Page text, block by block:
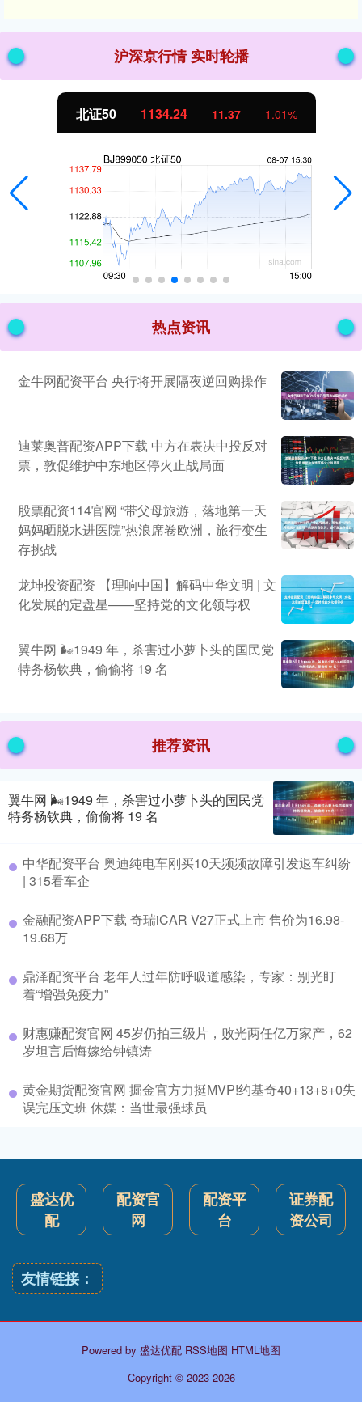
沪深京行情 实时轮播
北证50 1134.24 11.37 1.01%
热点资讯
金牛网配资平台 央行将开展隔夜逆回购操作
迪莱奥普配资APP下载 中方在表决中投反对
票，敦促维护中东地区停火止战局面
股票配资114官网 “带父母旅游，落地第一天
妈妈晒脱水进医院”热浪席卷欧洲，旅行变生
存挑战
龙坤投资配资 【理响中国】解码中华文明 | 文
化发展的定盘星——坚持党的文化领导权
翼牛网 🌬1949 年，杀害过小萝卜头的国民党
特务杨钦典，偷偷将 19 名
推荐资讯
翼牛网 🌬1949 年，杀害过小萝卜头的国民党
特务杨钦典，偷偷将 19 名
中华配资平台 奥迪纯电车刚买10天频频故障引发退车纠纷
| 315看车企
金融配资APP下载 奇瑞iCAR V27正式上市 售价为16.98-
19.68万
鼎泽配资平台 老年人过年防呼吸道感染，专家：别光盯
着“增强免疫力”
财惠赚配资官网 45岁仍拍三级片，败光两任亿万家产，62
岁坦言后悔嫁给钟镇涛
黄金期货配资官网 掘金官方力挺MVP!约基奇40+13+8+0失
误完压文班 休媒：当世最强球员
盛达优
配
配资官
网
配资平
台
证券配
资公司
友情链接：
Powered by 盛达优配 RSS地图 HTML地图
Copyright © 2023-2026